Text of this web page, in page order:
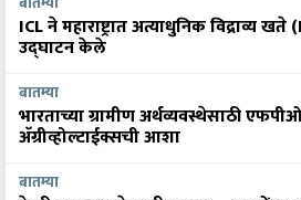
ICL ने महाराष्ट्रात अत्याधुनिक विद्राव्य
उद्घाटन केले
बातम्या
भारताच्या ग्रामीण अर्थव्यवस्थेसाठी
अ‍ॅग्रीव्होल्टाईक्सची आशा
बातम्या